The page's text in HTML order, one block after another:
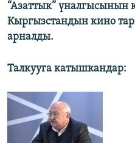
“Азаттык”
Кыргызстандын кино
арналды.
Талкууга катышкандар: